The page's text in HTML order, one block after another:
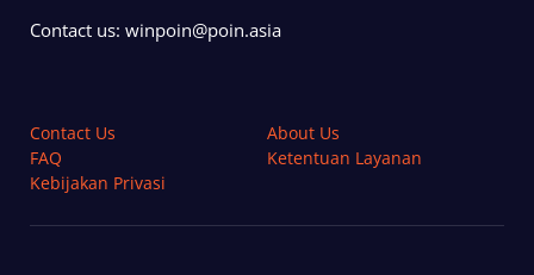
Contact us: winpoin@poin.asia
Contact Us
About Us
FAQ
Ketentuan Layanan
Kebijakan Privasi